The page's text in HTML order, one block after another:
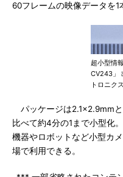
60フレームの映像データを1
超小型情
CV243」
トロニクス
パッケージは2.1×2.9mm
比べて約4分の1まで小型化
機器やロボットなど小型カ
場で利用できる。